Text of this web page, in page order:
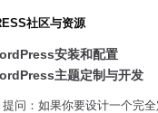
社区与资源
安装和配置
主题定制与开发
问：如果你要设计⼀个完